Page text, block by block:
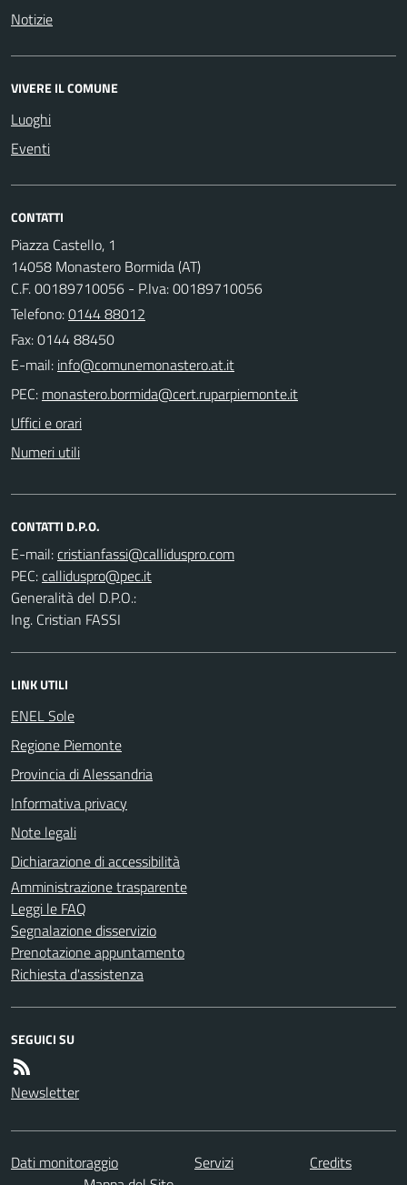
Notizie
VIVERE IL COMUNE
Luoghi
Eventi
CONTATTI
Piazza Castello, 1
14058 Monastero Bormida (AT)
C.F. 00189710056 - P.Iva: 00189710056
Telefono:0144 88012
Fax: 0144 88450
E-mail:
PEC:
Uffici e orari
Numeri utili
CONTATTI D.P.O.
E-mail:
PEC:
Generalità del D.P.O.:
Ing. Cristian FASSI
LINK UTILI
ENEL Sole
Regione Piemonte
Provincia di Alessandria
Informativa privacy
Note legali
Dichiarazione di accessibilità
Amministrazione trasparente
Leggi le FAQ
Segnalazione disservizio
Prenotazione appuntamento
Richiesta d'assistenza
SEGUICI SU
Newsletter
Dati monitoraggio Servizi
Credits